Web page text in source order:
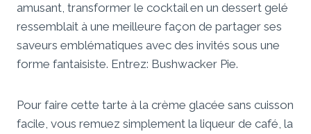
amusant, transformer le cocktail en un dessert gelé
ressemblait à une meilleure façon de partager ses
saveurs emblématiques avec des invités sous une
forme fantaisiste. Entrez: Bushwacker Pie.
Pour faire cette tarte à la crème glacée sans cuisson
facile, vous remuez simplement la liqueur de café, la